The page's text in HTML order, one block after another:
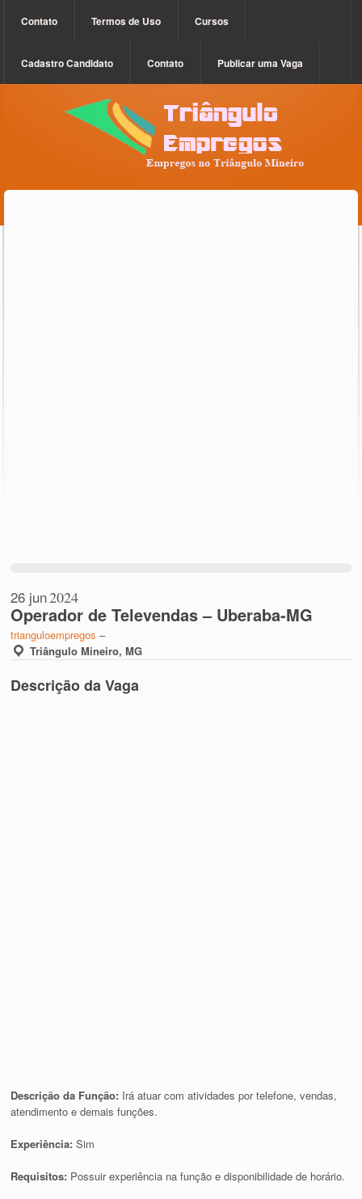
Contato Termos de Uso Cursos
Cadastro Candidato Contato Publicar uma Vaga
26 jun2024
Operador de Televendas – Uberaba-MG
trianguloempregos –
Triângulo Mineiro, MG
Descrição da Vaga
Descrição da Função: Irá atuar com atividades por telefone, vendas,
atendimento e demais funções.
Experiência:Sim
Requisitos: Possuir experiência na função e disponibilidade de horário.